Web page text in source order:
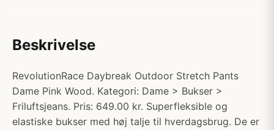
Beskrivelse
RevolutionRace Daybreak Outdoor Stretch Pants
Dame Pink Wood. Kategori: Dame > Bukser >
Friluftsjeans. Pris: 649.00 kr. Superfleksible og
elastiske bukser med høj talje til hverdagsbrug. De er